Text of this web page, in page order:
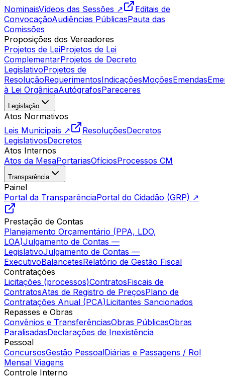
NominaisVídeos das Sessões ↗
Editais de
ConvocaçãoAudiências PúblicasPauta das
Comissões
Proposições dos Vereadores
Projetos de LeiProjetos de Lei
ComplementarProjetos de Decreto
LegislativoProjetos de
ResoluçãoRequerimentosIndicaçõesMoçõesEmendas
à Lei OrgânicaAutógrafosPareceres
Legislação
Atos Normativos
Leis Municipais ↗
ResoluçõesDecretos
LegislativosDecretos
Atos Internos
Atos da MesaPortariasOfíciosProcessos CM
Transparência
Painel
Portal da TransparênciaPortal do Cidadão (GRP) ↗
Prestação de Contas
Planejamento Orçamentário (PPA, LDO,
LOA)Julgamento de Contas —
LegislativoJulgamento de Contas —
ExecutivoBalancetesRelatório de Gestão Fiscal
Contratações
Licitações (processos)ContratosFiscais de
ContratosAtas de Registro de PreçosPlano de
Contratações Anual (PCA)Licitantes Sancionados
Repasses e Obras
Convênios e TransferênciasObras PúblicasObras
ParalisadasDeclarações de Inexistência
Pessoal
ConcursosGestão PessoalDiárias e Passagens / Rol
Mensal Viagens
Controle Interno